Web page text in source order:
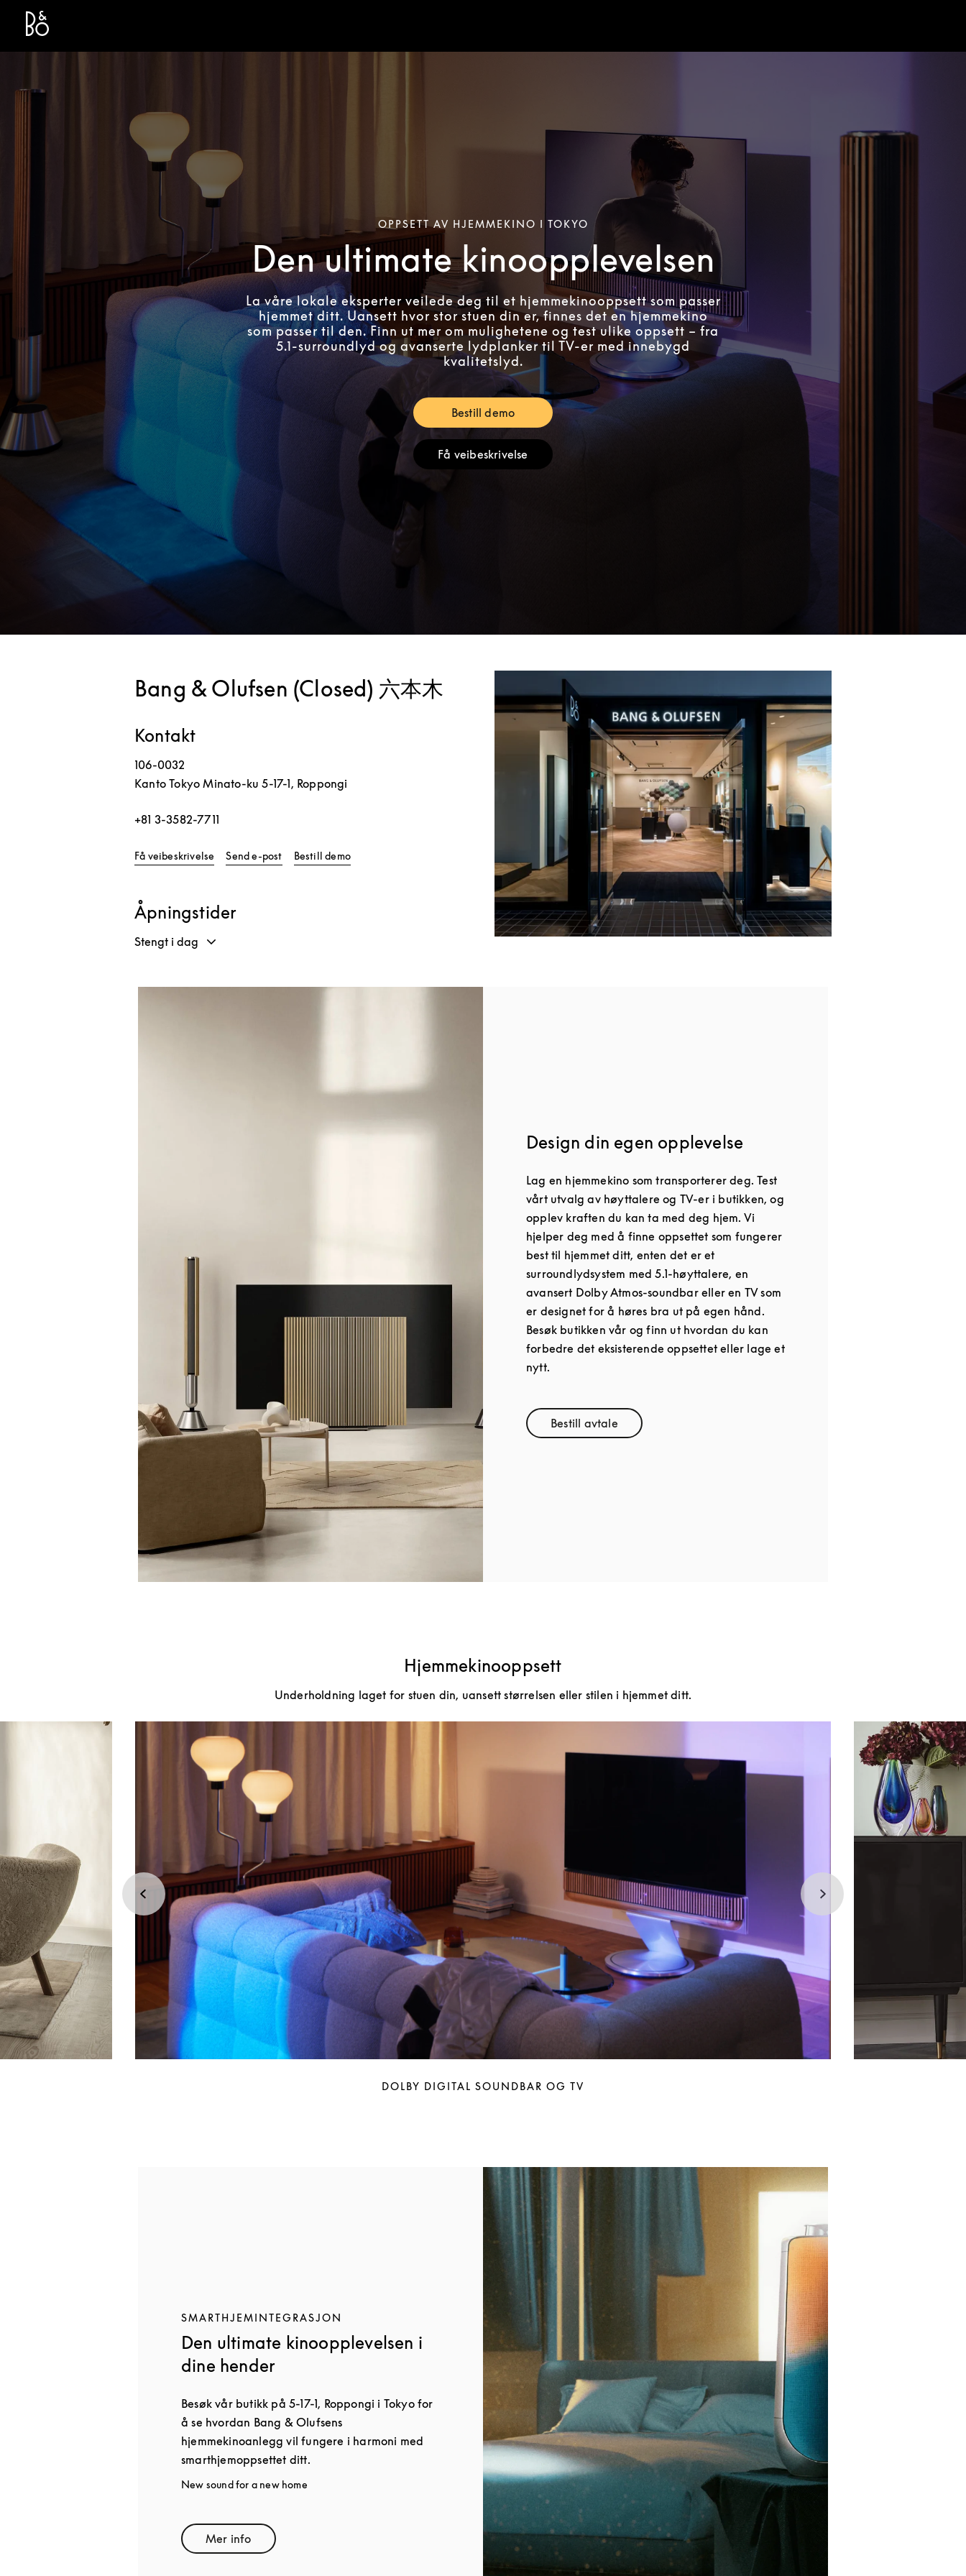
Bang & Olufsen - Exist to Create
OPPSETT AV HJEMMEKINO I TOKYO
Den ultimate kinoopplevelsen
La våre lokale eksperter veilede deg til et hjemmekinooppsett som passer
hjemmet ditt. Uansett hvor stor stuen din er, finnes det en hjemmekino
som passer til den. Finn ut mer om mulighetene og test ulike oppsett – fra
5.1-surroundlyd og avanserte lydplanker til TV-er med innebygd
kvalitetslyd.
Bestill demoLink Opens in New Tab
Få veibeskrivelseLink Opens in New Tab
Bang & Olufsen (Closed) 六本木
Kontakt
106-0032
Kanto Tokyo Minato-ku 5-17-1, Roppongi
+81 3-3582-7711
Få veibeskrivelse Link Opens in New Tab
Send e-post Bestill demo
Åpningstider
Stengt i dag
Design din egen opplevelse
Lag en hjemmekino som transporterer deg. Test
vårt utvalg av høyttalere og TV-er i butikken, og
opplev kraften du kan ta med deg hjem. Vi
hjelper deg med å finne oppsettet som fungerer
best til hjemmet ditt, enten det er et
surroundlydsystem med 5.1-høyttalere, en
avansert Dolby Atmos-soundbar eller en TV som
er designet for å høres bra ut på egen hånd.
Besøk butikken vår og finn ut hvordan du kan
forbedre det eksisterende oppsettet eller lage et
nytt.
Bestill avtaleLink Opens in New Tab
Hjemmekinooppsett
Underholdning laget for stuen din, uansett størrelsen eller stilen i hjemmet ditt.
DOLBY DIGITAL SOUNDBAR OG TV
Bilde av arrangement
SMARTHJEMINTEGRASJON
Den ultimate kinoopplevelsen i
dine hender
Besøk vår butikk på 5-17-1, Roppongi i Tokyo for
å se hvordan Bang & Olufsens
hjemmekinoanlegg vil fungere i harmoni med
smarthjemoppsettet ditt.
New sound for a new home
Mer infoLink Opens in New Tab